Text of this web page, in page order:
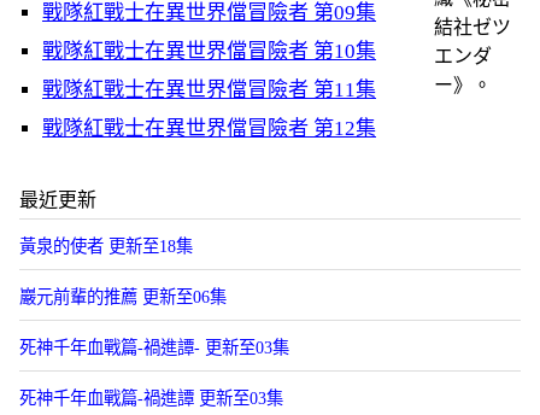
戰隊紅戰士在異世界儅冒險者 第09集
戰隊紅戰士在異世界儅冒險者 第10集
戰隊紅戰士在異世界儅冒險者 第11集
戰隊紅戰士在異世界儅冒險者 第12集
結社ゼツ
エンダ
ー》。
最近更新
黃泉的使者 更新至18集
巖元前輩的推薦 更新至06集
死神千年血戰篇-禍進譚- 更新至03集
死神千年血戰篇-禍進譚 更新至03集